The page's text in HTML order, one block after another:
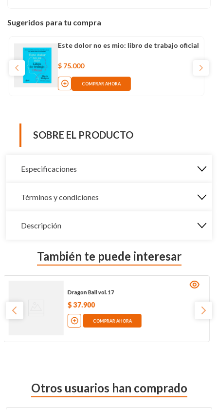
Sugeridos para tu compra
Este dolor no es mio: libro de trabajo oficial
$75.000
COMPRAR AHORA
SOBRE EL PRODUCTO
Especificaciones
Términos y condiciones
Descripción
También te puede interesar
Dragon Ball vol. 17
$37.900
COMPRAR AHORA
Otros usuarios han comprado